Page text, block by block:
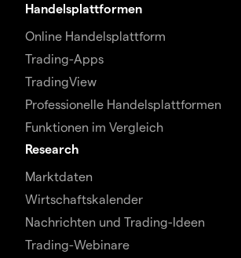
Handelsplattformen
Online Handelsplattform
Trading-Apps
TradingView
Professionelle Handelsplattformen
Funktionen im Vergleich
Research
Marktdaten
Wirtschaftskalender
Nachrichten und Trading-Ideen
Trading-Webinare